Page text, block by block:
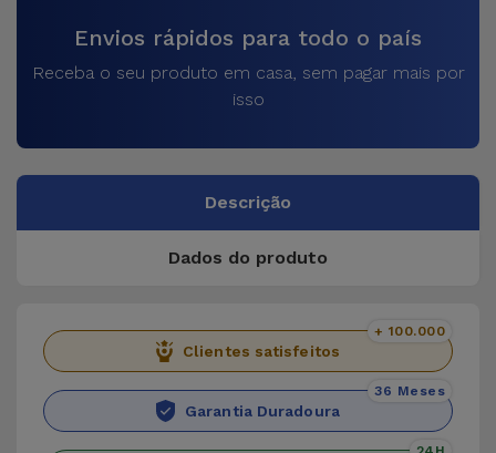
Envios rápidos para todo o país
Receba o seu produto em casa, sem pagar mais por
isso
Descrição
Dados do produto
Clientes satisfeitos
+ 100.000
Garantia Duradoura
36 Meses